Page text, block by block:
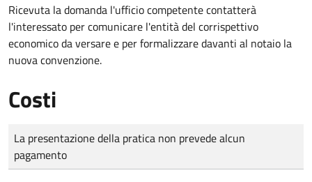
Ricevuta la domanda l'ufficio competente contatterà
l'interessato per comunicare l'entità del corrispettivo
economico da versare e per formalizzare davanti al notaio la
nuova convenzione.
Costi
Tipo di pagamento
Importo
La presentazione della pratica non prevede alcun
pagamento